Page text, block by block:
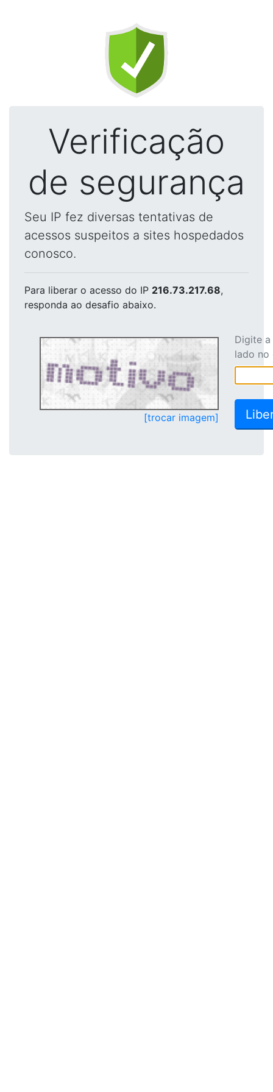
Verificação
de segurança
Seu IP fez diversas tentativas de
acessos suspeitos a sites hospedados
conosco.
Para liberar o acesso do IP 216.73.217.68,
responda ao desafio abaixo.
[trocar imagem]
Digite
lado no